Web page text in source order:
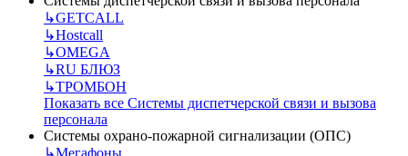
↳GETCALL
↳Hostcall
↳OMEGA
↳RU БЛЮЗ
↳ТРОМБОН
Показать все Системы диспетчерской связи и вызова
персонала
Системы охрано-пожарной сигнализации (ОПС)
↳Мегафоны